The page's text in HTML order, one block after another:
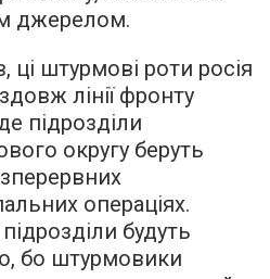
джерелом.
ці штурмові роти росія
лінії фронту
підрозділи
округу беруть
операціях.
будуть
бо штурмовики